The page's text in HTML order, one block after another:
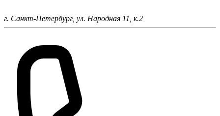
г. Санкт-Петербург, ул. Народная 11, к.2